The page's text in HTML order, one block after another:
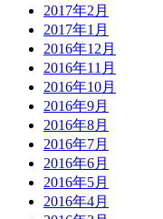
2017年2月
2017年1月
2016年12月
2016年11月
2016年10月
2016年9月
2016年8月
2016年7月
2016年6月
2016年5月
2016年4月